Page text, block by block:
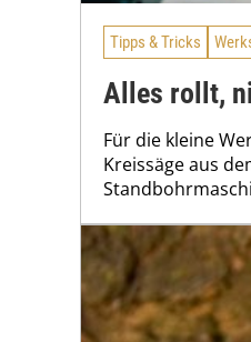
Tipps & Tricks
Alles rollt,
Für die kleine
Kreissäge aus